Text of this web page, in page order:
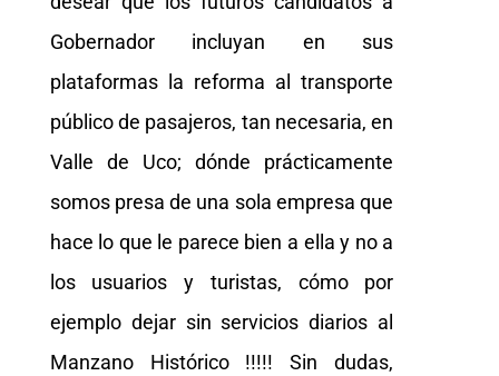
Gobernador incluyan en sus
plataformas la reforma al transporte
público de pasajeros, tan necesaria, en
Valle de Uco; dónde prácticamente
somos presa de una sola empresa que
hace lo que le parece bien a ella y no a
los usuarios y turistas, cómo por
ejemplo dejar sin servicios diarios al
Manzano Histórico !!!!! Sin dudas,